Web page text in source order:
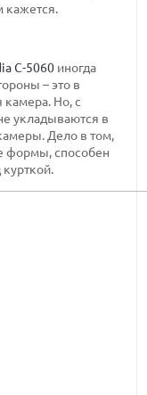
кажется.
C-5060 иногда
– это в
камера. Но, с
укладываются в
Дело в том,
формы, способен